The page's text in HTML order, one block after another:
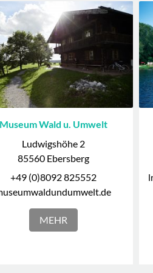
Museum Wald u. Umwelt
Ludwigshöhe 2
85560 Ebersberg
+49 (0)8092 825552
MEHR